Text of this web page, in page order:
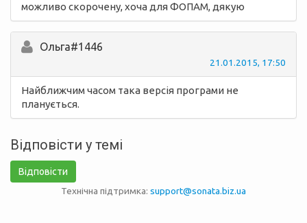
можливо скорочену, хоча для ФОПАМ, дякую
Ольга#1446
21.01.2015, 17:50
Найближчим часом така версія програми не
планується.
Відповісти у темі
Відповісти
Технічна підтримка: support@sonata.biz.ua